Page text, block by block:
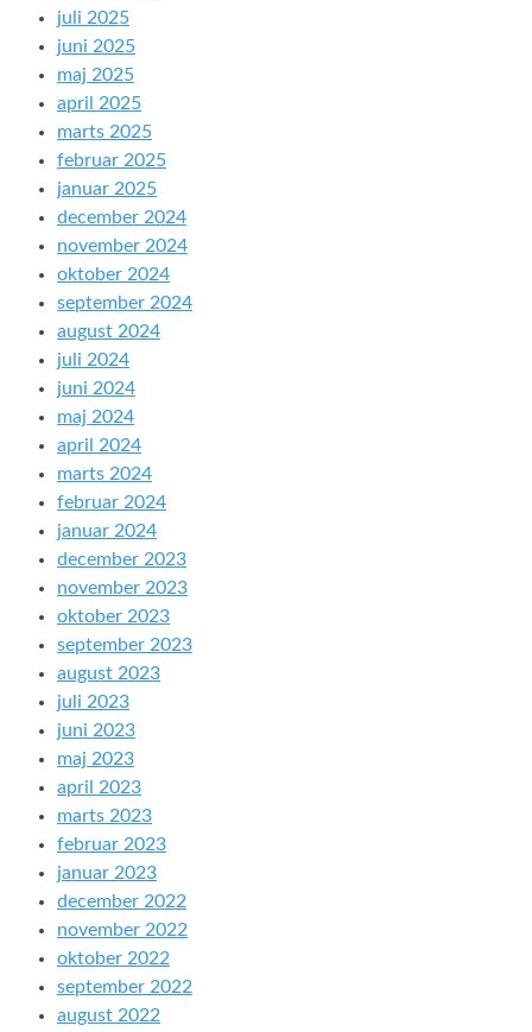
juli 2025
juni 2025
maj 2025
april 2025
marts 2025
februar 2025
januar 2025
december 2024
november 2024
oktober 2024
september 2024
august 2024
juli 2024
juni 2024
maj 2024
april 2024
marts 2024
februar 2024
januar 2024
december 2023
november 2023
oktober 2023
september 2023
august 2023
juli 2023
juni 2023
maj 2023
april 2023
marts 2023
februar 2023
januar 2023
december 2022
november 2022
oktober 2022
september 2022
august 2022